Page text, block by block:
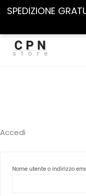
SPEDIZIONE
Vai
contenuto
Accedi
Nome utente o indirizzo